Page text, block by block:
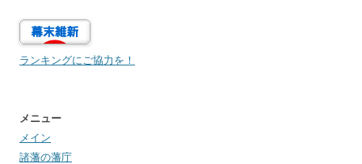
ン
ランキングにご協力を！
メニュー
メイン
諸藩の藩庁